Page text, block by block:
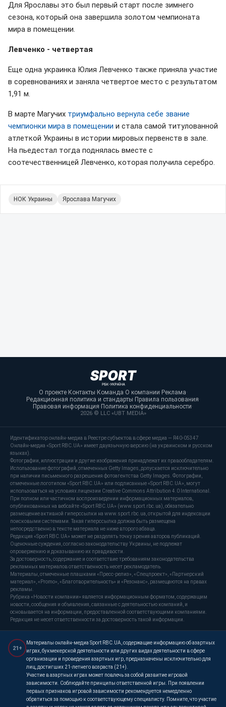
Для Ярославы это был первый старт после зимнего
сезона, который она завершила золотом чемпионата
мира в помещении.
Левченко - четвертая
Еще одна украинка Юлия Левченко также приняла участие
в соревнованиях и заняла четвертое место с результатом
1,91 м.
В марте Магучих триумфально вернула себе звание
чемпионки мира в помещении и стала самой титулованной
атлеткой Украины в истории мировых первенств в зале.
На пьедестал тогда поднялась вместе с
соотечественницей Левченко, которая получила серебро.
НОК Украины Ярослава Магучих
О проекте· Контакты· Команда·О компании· Реклама·
Редакционная политика и стандарты· Правила пользования·
Правовая информация· Политика конфиденциальности·
2026 © LLC «UBT MEDIA»
Идентификатор онлайн-медиа в Реестре субъектов в сфере медиа — R40-05347
Онлайн-медиа «Sport RBC.UA» имеет двуязычную версию (на украинском и русском
языках).
Фотографии, иллюстрации и другие изображения принадлежат их правообладателям.
Использование фотографий, отмеченных Getty Images, допускается исключительно
при наличии письменного разрешения фотоагентства Getty Images. Фотографии,
отмеченные логотипом «Sport RBC.UA» или подписанные «Sport RBC.UA», могут
использоваться на условиях лицензии Creative Commons Attribution 4.0 International.
При полном или частичном воспроизведении информационных материалов,
опубликованных на вебсайте «Sport RBC.UA» (www.sport.rbc.ua), обязательно
размещение активной гиперссылки на www.sport.rbc.ua, открытой для индексации
поисковыми системами. Такая гиперссылка должна быть размещена
непосредственно в тексте материала не ниже второго абзаца.
Редакция «Sport RBC.UA» может не разделять точку зрения авторов публикаций.
Оценочные суждения, согласно законодательству Украины, не подлежат
опровержению и доказыванию их правдивости.
За достоверность, содержание и соответствие требованиям законодательства
рекламных материалов ответственность несет рекламодатель.
Материалы, отмеченные плашками «Пресс-релиз», «Спецпроект», «Партнерский
материал», «Promo», «Благотворительность» и «Резонанс», размещаются на правах
рекламы.
Рубрика «Новости компании» является информационным форматом, содержащим
новости, сообщения и объявления, связанные с деятельностью компаний, и
основывается на информации, предоставленной соответствующими компаниями.
Редакция не несет ответственности за достоверность такой информации.
21+
Материалы онлайн-медиа Sport RBC.UA, содержащие информацию об азартных
играх, букмекерской деятельности или других видах деятельности в сфере
организации и проведения азартных игр, предназначены исключительно для
лиц, достигших 21-летнего возраста (21+).
Участие в азартных играх может повлечь за собой развитие игровой
зависимости. Соблюдайте принципы ответственной игры. При появлении
первых признаков игровой зависимости рекомендуется немедленно
обратиться за помощью к соответствующему специалисту. Помните, что участие